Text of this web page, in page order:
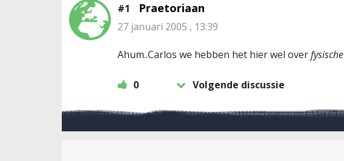
#1 Praetoriaan
27 januari 2005 , 13:39
Ahum..Carlos we hebben het hier wel overfysische
0 Volgende discussie